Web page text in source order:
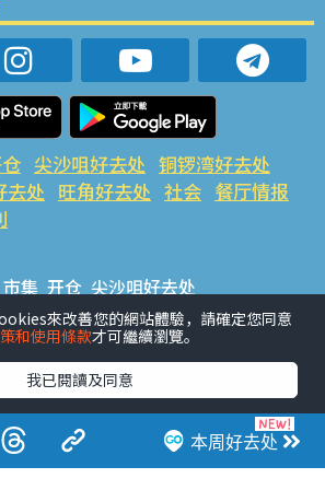
本周好去处
尖沙咀好去处 铜锣湾好去处
去处 旺角好去处 社会 餐厅情报
市集 开仓 尖沙咀好去处
去处 荃湾好去处 旺角好去处 社会
活动推介 #美食社群热话
#ULifestyle应用程式
#限时抢
#ULifestyle商户中心 #著数 #网络热话
來改善您的網站體驗，請確定您同意
和使用條款才可繼續瀏覽。
我已閱讀及同意